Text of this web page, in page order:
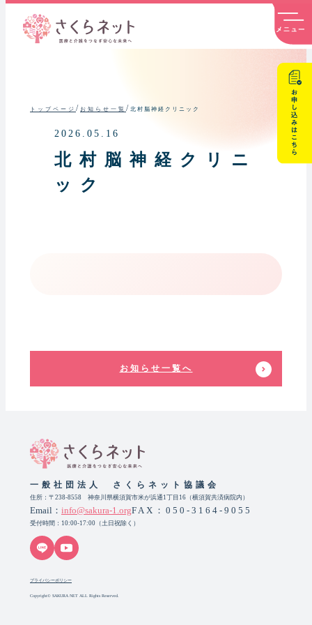
トップページ / お知らせ一覧 / 北村脳神経クリニック
2026.05.16
北村脳神経クリニ
ック
お知らせ一覧へ
一般社団法人 さくらネット協議会
住所：〒238-8558 神奈川県横須賀市米が浜通1丁目16（横須賀共済病院内）
Email： info@sakura-1.orgFAX：050-3164-9055
受付時間：10:00-17:00（土日祝除く）
プライバシーポリシー
Copyright© SAKURA NET ALL Rights Reserved.